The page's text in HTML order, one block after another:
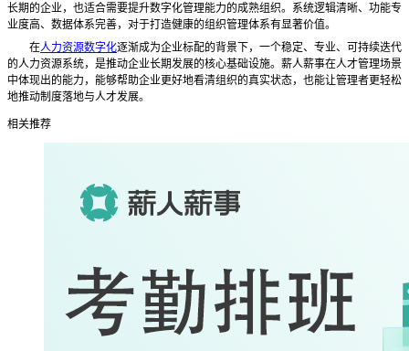
长期的企业，也适合需要提升数字化管理能力的成熟组织。系统逻辑清晰、功能专
业度高、数据体系完善，对于打造健康的组织管理体系有显著价值。
在人力资源数字化逐渐成为企业标配的背景下，一个稳定、专业、可持续迭代
的人力资源系统，是推动企业长期发展的核心基础设施。薪人薪事在人才管理场景
中体现出的能力，能够帮助企业更好地看清组织的真实状态，也能让管理者更轻松
地推动制度落地与人才发展。
相关推荐